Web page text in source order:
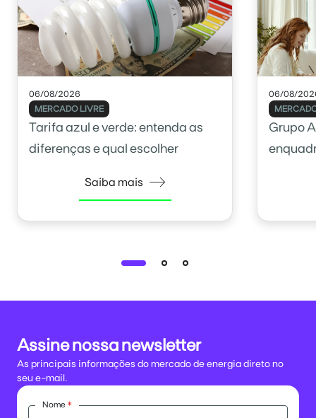
06/08/2026
MERCADO LIVRE
Tarifa azul e verde: entenda as
diferenças e qual escolher
Saiba mais
06/08/
Grupo
Assine nossa newsletter
As principais informações do mercado de energia direto no
seu e-mail.
Nome *